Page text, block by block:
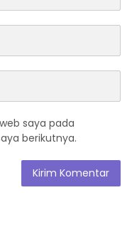
saya pada
berikutnya.